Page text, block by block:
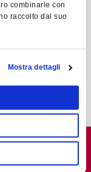
combinarle con
raccolto dal suo
Mostra dettagli
E